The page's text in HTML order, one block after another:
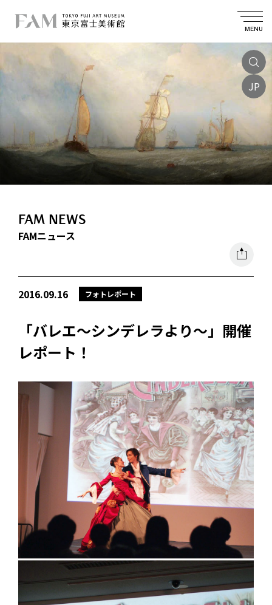
MENU
JP
FAM NEWS
FAMニュース
2016.09.16 フォトレポート
「バレエ〜シンデレラより〜」開催
レポート！